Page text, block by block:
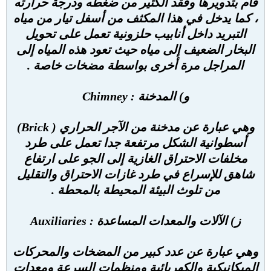
، كما يدخل في هذا المكثف من أسفل تيار من مياه
التبريد داخل أنابيب حلزونية تعمل على تحويل
البخار الضعيف إلى مياه حيث تعود هذه المياه إلى
المراجل مرة أخرى بواسطة مضخات خاصة .
و) المدخنة : Chimney
وهي عبارة عن مدخنة من الآجر الحراري ( Brick)
أسطوانية الشكل مرتفعة جدا تعمل على طرد
مخلفات الاحتراق الغازية إلى الجو على ارتفاع
شاهق للإسراع في طرد غازات الاحتراق والتقليل
من تلوث البيئة المحيطة بالمحطة .
ز) الآلات والمعدات المساعدة : Auxiliaries
وهي عبارة عن عدد كبير من المضخات والمحركات
الميكانيكية والكهربائية ومنظمات السرعة ومعدات